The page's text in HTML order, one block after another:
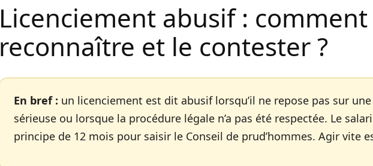
Licenciement abusif :
reconnaître et le contester ?
En bref : un licenciement est dit abusif lorsqu’il ne repose pas sur
sérieuse ou lorsque la procédure légale n’a pas été respectée. Le
principe de 12 mois pour saisir le Conseil de prud’hommes. Agir vite